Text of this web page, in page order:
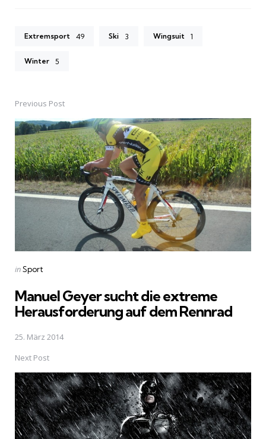
Extremsport 49 Ski 3 Wingsuit 1
Winter 5
Post
navigation
Previous Post
Posted
inSport
Manuel Geyer sucht die extreme
Herausforderung auf dem Rennrad
25. März 2014
Next Post